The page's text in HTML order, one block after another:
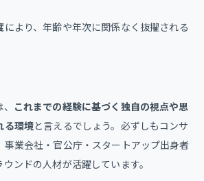
により、年齢や年次に関係なく抜擢される
これまでの経験に基づく独自の視点や思
る環境と言えるでしょう。必ずしもコンサ
事業会社・官公庁・スタートアップ出身者
ンドの人材が活躍しています。